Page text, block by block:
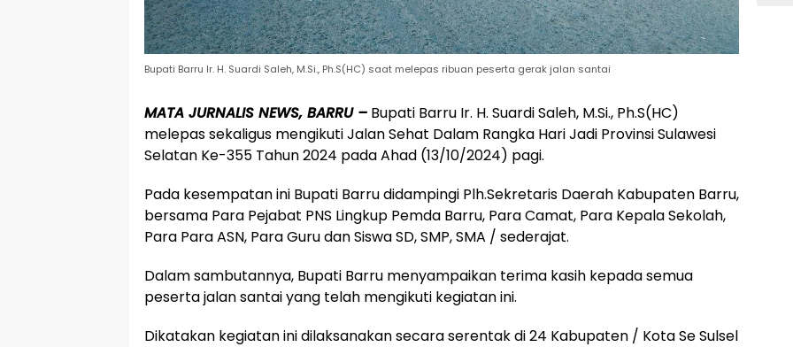
Bupati Barru Ir. H. Suardi Saleh, M.Si., Ph.S(HC) saat melepas ribuan peserta gerak jalan santai
MATA JURNALIS NEWS, BARRU – Bupati Barru Ir. H. Suardi Saleh, M.Si., Ph.S(HC)
melepas sekaligus mengikuti Jalan Sehat Dalam Rangka Hari Jadi Provinsi Sulawesi
Selatan Ke-355 Tahun 2024 pada Ahad (13/10/2024) pagi.
Pada kesempatan ini Bupati Barru didampingi Plh.Sekretaris Daerah Kabupaten Barru,
bersama Para Pejabat PNS Lingkup Pemda Barru, Para Camat, Para Kepala Sekolah,
Para Para ASN, Para Guru dan Siswa SD, SMP, SMA / sederajat.
Dalam sambutannya, Bupati Barru menyampaikan terima kasih kepada semua
peserta jalan santai yang telah mengikuti kegiatan ini.
Dikatakan kegiatan ini dilaksanakan secara serentak di 24 Kabupaten / Kota Se Sulsel